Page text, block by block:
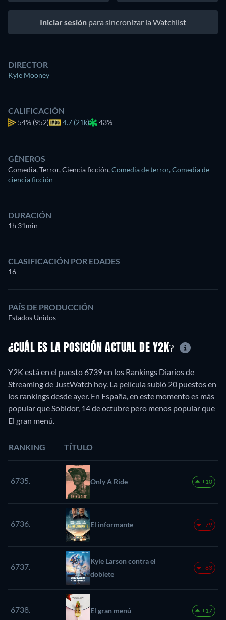
Iniciar sesión para sincronizar la Watchlist
DIRECTOR
Kyle Mooney
CALIFICACIÓN
54% (952) 4.7 (21k) 43%
GÉNEROS
Comedia, Terror, Ciencia ficción,Comedia de terror, Comedia de
ciencia ficción
DURACIÓN
1h 31min
CLASIFICACIÓN POR EDADES
16
PAÍS DE PRODUCCIÓN
Estados Unidos
¿CUÁL ES LA POSICIÓN ACTUAL DE Y2K?
Y2K está en el puesto 6739 en los Rankings Diarios de
Streaming de JustWatch hoy. La película subió 20 puestos en
los rankings desde ayer. En España, en este momento es más
popular que Sobidor, 14 de octubre pero menos popular que
El gran menú.
RANKING TÍTULO
6735. Only A Ride +10
6736. El informante -79
6737.
Kyle Larson contra el
doblete
-83
6738. El gran menú +17